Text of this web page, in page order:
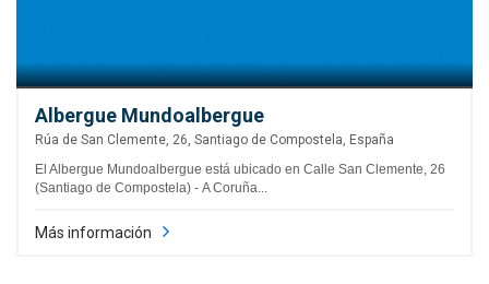
Albergue Mundoalbergue
Rúa de San Clemente, 26, Santiago de Compostela, España
El Albergue Mundoalbergue está ubicado en Calle San Clemente, 26
(Santiago de Compostela) - A Coruña...
Más información